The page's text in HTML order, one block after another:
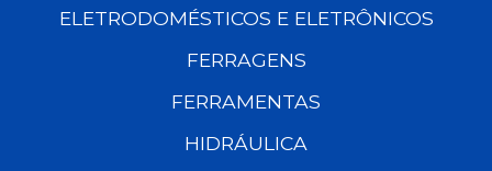
ELETRODOMÉSTICOS E ELETRÔNICOS
FERRAGENS
FERRAMENTAS
HIDRÁULICA